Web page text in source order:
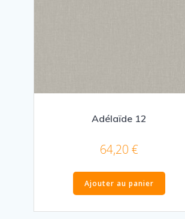
Adélaïde 12
64,20 €
Ajouter au panier